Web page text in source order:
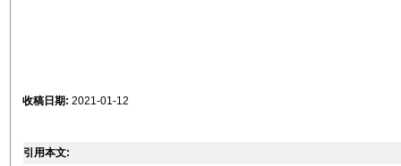
收稿日期: 2021-01-12
引用本文: